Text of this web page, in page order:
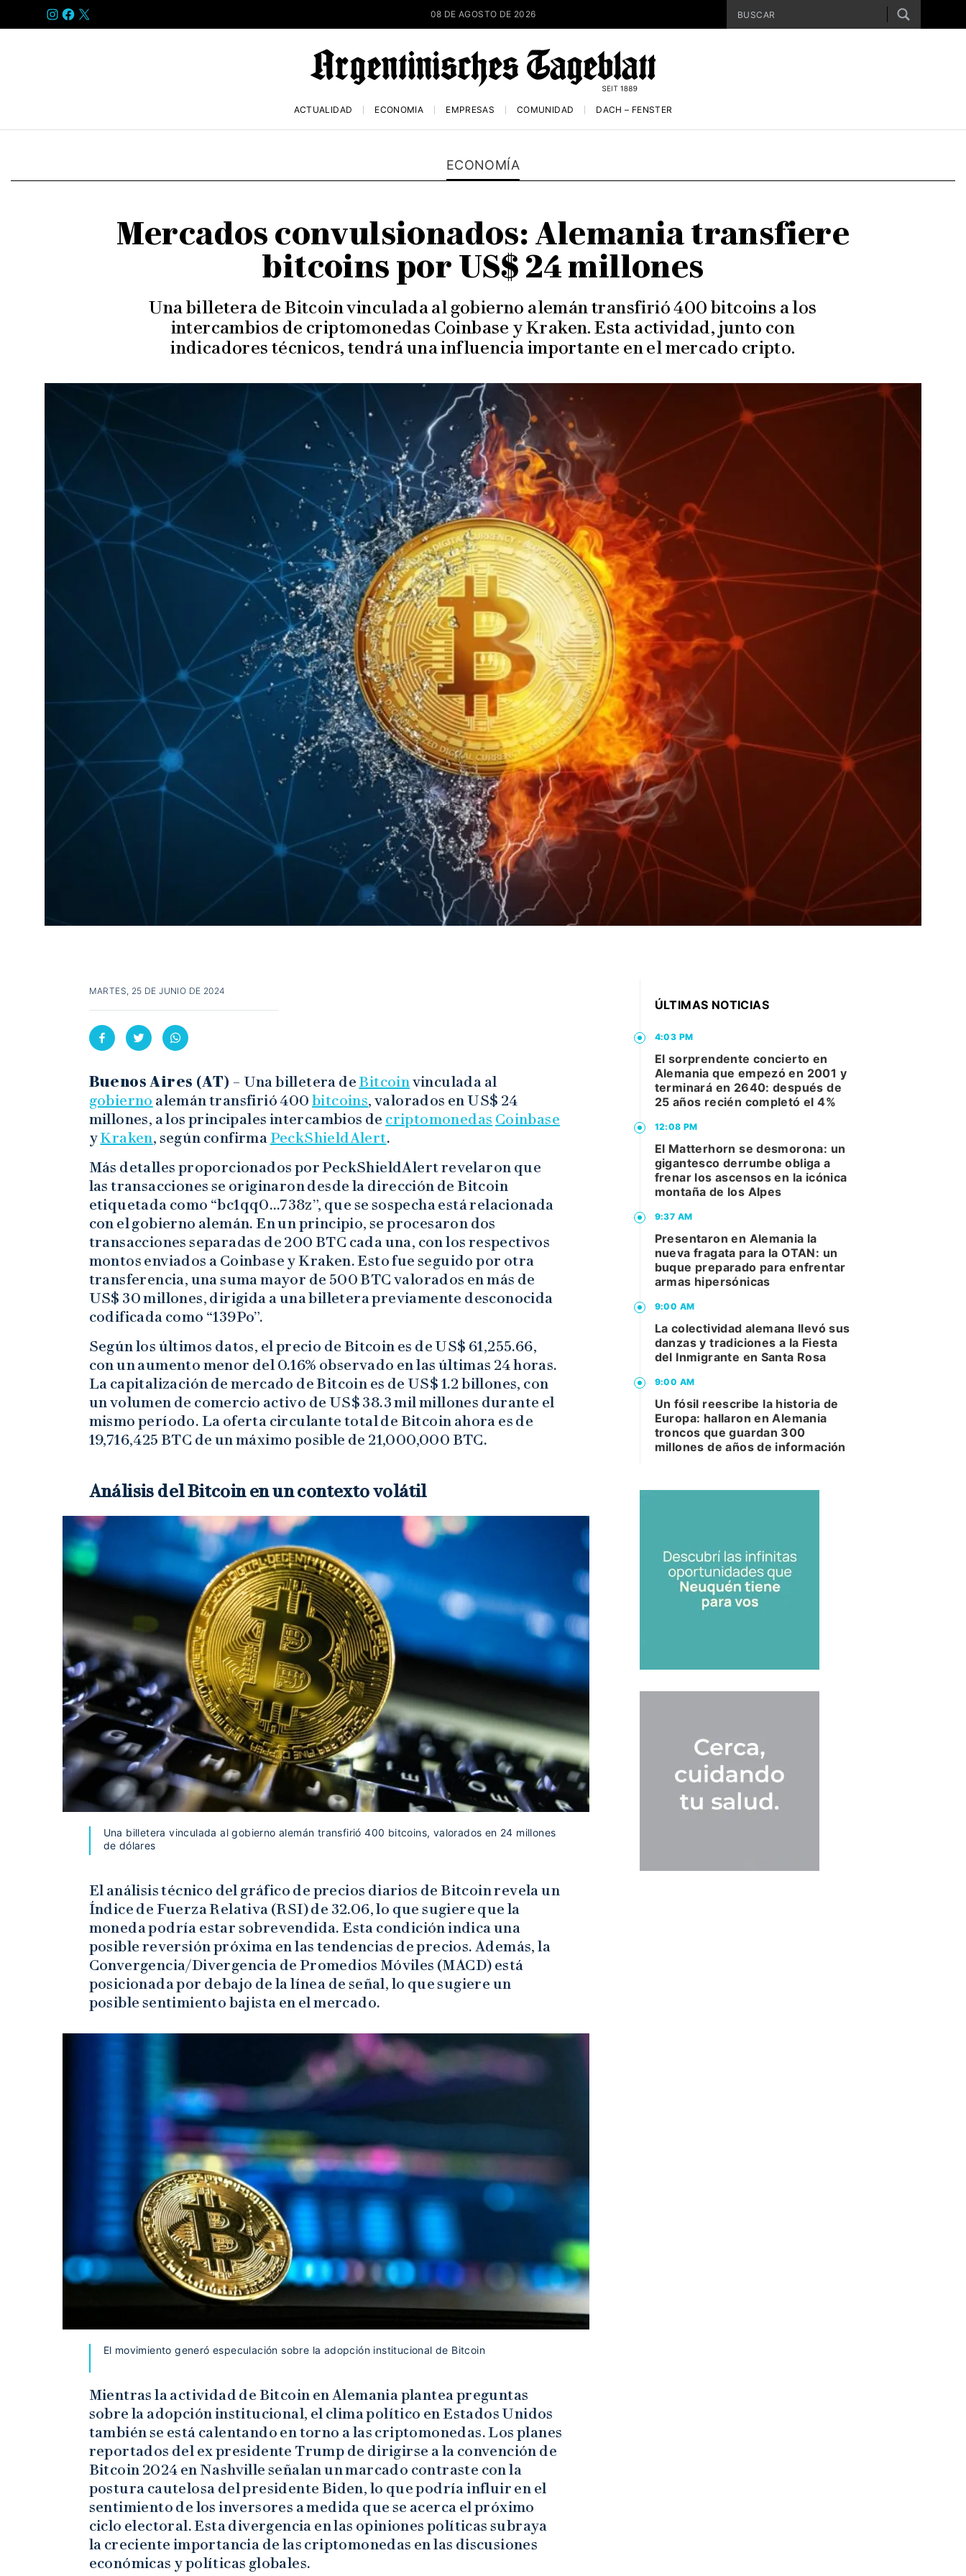
INSTAGRAM
FACEBOOK
X 08 DE AGOSTO DE 2026
ACTUALIDAD ECONOMÍA EMPRESAS COMUNIDAD DACH – FENSTER
ECONOMÍA
Mercados convulsionados: Alemania transfiere
bitcoins por US$ 24 millones
Una billetera de Bitcoin vinculada al gobierno alemán transfirió 400 bitcoins a los
intercambios de criptomonedas Coinbase y Kraken. Esta actividad, junto con
indicadores técnicos, tendrá una influencia importante en el mercado cripto.
MARTES, 25 DE JUNIO DE 2024
Buenos Aires (AT) – Una billetera deBitcoinvinculada al
gobierno alemán transfirió 400bitcoins, valorados en US$ 24
millones, a los principales intercambios de criptomonedas Coinbase
yKraken, según confirmaPeckShieldAlert.
Más detalles proporcionados por PeckShieldAlert revelaron que
las transacciones se originaron desde la dirección de Bitcoin
etiquetada como “bc1qq0…738z”, que se sospecha está relacionada
con el gobierno alemán. En un principio, se procesaron dos
transacciones separadas de 200 BTC cada una, con los respectivos
montos enviados a Coinbase y Kraken. Esto fue seguido por otra
transferencia, una suma mayor de 500 BTC valorados en más de
US$ 30 millones, dirigida a una billetera previamente desconocida
codificada como “139Po”.
Según los últimos datos, el precio de Bitcoin es de US$ 61,255.66,
con un aumento menor del 0.16% observado en las últimas 24 horas.
La capitalización de mercado de Bitcoin es de US$ 1.2 billones, con
un volumen de comercio activo de US$ 38.3 mil millones durante el
mismo período. La oferta circulante total de Bitcoin ahora es de
19,716,425 BTC de un máximo posible de 21,000,000 BTC.
Análisis del Bitcoin en un contexto volátil
Una billetera vinculada al gobierno alemán transfirió 400 bitcoins, valorados en 24 millones
de dólares
El análisis técnico del gráfico de precios diarios de Bitcoin revela un
Índice de Fuerza Relativa (RSI) de 32.06, lo que sugiere que la
moneda podría estar sobrevendida. Esta condición indica una
posible reversión próxima en las tendencias de precios. Además, la
Convergencia/Divergencia de Promedios Móviles (MACD) está
posicionada por debajo de la línea de señal, lo que sugiere un
posible sentimiento bajista en el mercado.
El movimiento generó especulación sobre la adopción institucional de Bitcoin
Mientras la actividad de Bitcoin en Alemania plantea preguntas
sobre la adopción institucional, el clima político en Estados Unidos
también se está calentando en torno a las criptomonedas. Los planes
reportados del ex presidente Trump de dirigirse a la convención de
Bitcoin 2024 en Nashville señalan un marcado contraste con la
postura cautelosa del presidente Biden, lo que podría influir en el
sentimiento de los inversores a medida que se acerca el próximo
ciclo electoral. Esta divergencia en las opiniones políticas subraya
la creciente importancia de las criptomonedas en las discusiones
económicas y políticas globales.
ÚLTIMAS NOTICIAS
4:03 PM
El sorprendente concierto en
Alemania que empezó en 2001 y
terminará en 2640: después de
25 años recién completó el 4%
12:08 PM
El Matterhorn se desmorona: un
gigantesco derrumbe obliga a
frenar los ascensos en la icónica
montaña de los Alpes
9:37 AM
Presentaron en Alemania la
nueva fragata para la OTAN: un
buque preparado para enfrentar
armas hipersónicas
9:00 AM
La colectividad alemana llevó sus
danzas y tradiciones a la Fiesta
del Inmigrante en Santa Rosa
9:00 AM
Un fósil reescribe la historia de
Europa: hallaron en Alemania
troncos que guardan 300
millones de años de información